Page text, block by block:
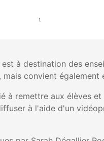
à destination des
convient également
à remettre aux élèves
à l'aide d'un